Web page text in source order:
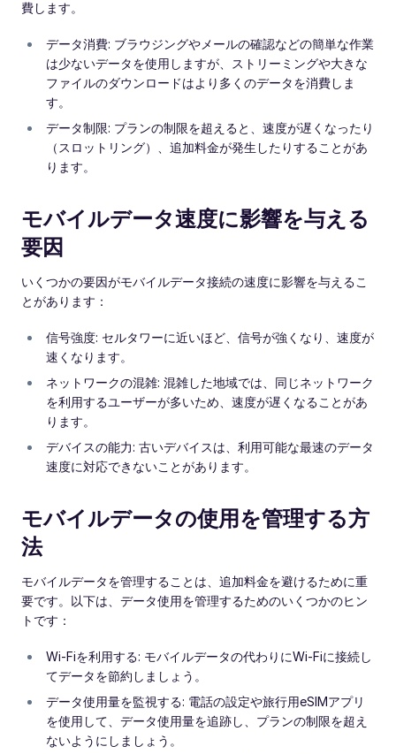
費します。
データ消費: ブラウジングやメールの確認などの簡単な作業
は少ないデータを使用しますが、ストリーミングや大きな
ファイルのダウンロードはより多くのデータを消費しま
す。
データ制限: プランの制限を超えると、速度が遅くなったり
（スロットリング）、追加料金が発生したりすることがあ
ります。
モバイルデータ速度に影響を与える
要因
いくつかの要因がモバイルデータ接続の速度に影響を与えるこ
とがあります：
信号強度: セルタワーに近いほど、信号が強くなり、速度が
速くなります。
ネットワークの混雑: 混雑した地域では、同じネットワーク
を利用するユーザーが多いため、速度が遅くなることがあ
ります。
デバイスの能力: 古いデバイスは、利用可能な最速のデータ
速度に対応できないことがあります。
モバイルデータの使用を管理する方
法
モバイルデータを管理することは、追加料金を避けるために重
要です。以下は、データ使用を管理するためのいくつかのヒン
トです：
Wi-Fiを利用する: モバイルデータの代わりにWi-Fiに接続し
てデータを節約しましょう。
データ使用量を監視する: 電話の設定や旅行用eSIMアプリ
を使用して、データ使用量を追跡し、プランの制限を超え
ないようにしましょう。